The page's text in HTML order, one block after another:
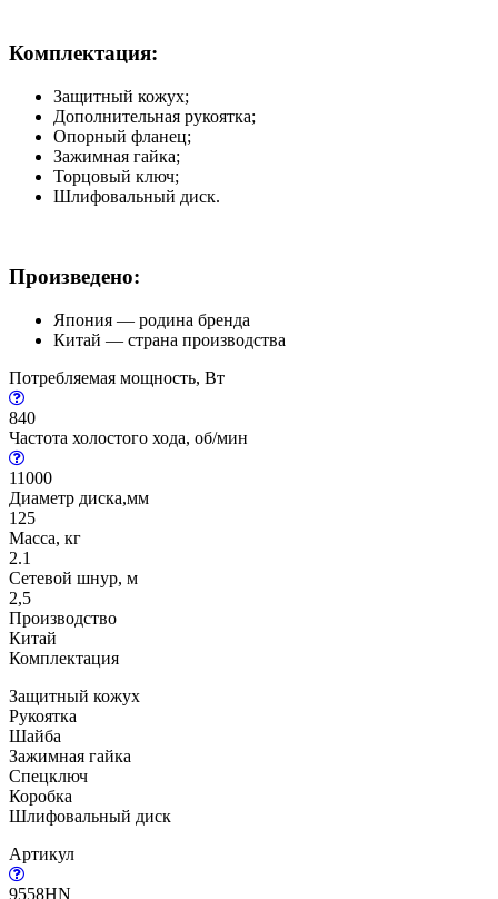
Комплектация:
Защитный кожух;
Дополнительная рукоятка;
Опорный фланец;
Зажимная гайка;
Торцовый ключ;
Шлифовальный диск.
Произведено:
Япония — родина бренда
Китай — страна производства
Потребляемая мощность, Вт
840
Частота холостого хода, об/мин
11000
Диаметр диска,мм
125
Масса, кг
2.1
Сетевой шнур, м
2,5
Производство
Китай
Комплектация
Защитный кожух
Рукоятка
Шайба
Зажимная гайка
Спецключ
Коробка
Шлифовальный диск
Артикул
9558HN